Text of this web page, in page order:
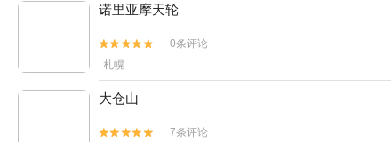
诺里亚摩天轮


0条评论
札幌
大仓山


7条评论